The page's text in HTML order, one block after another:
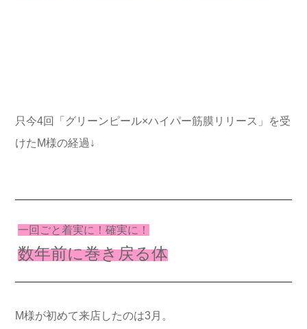
只今4回「グリーンピール×ハイパー筋膜リリース」を受
けたM様の経過↓
一回ごと着実に！確実に！
数年前に巻き戻る体
M様が初めて来店したのは3月。